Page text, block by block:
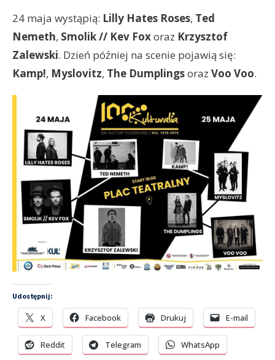
24 maja wystąpią: Lilly Hates Roses, Ted
Nemeth, Smolik // Kev Foxoraz Krzysztof
Zalewski. Dzień później na scenie pojawią się:
Kamp!, Myslovitz, The Dumplingsoraz Voo Voo.
Udostępnij:
X Facebook Drukuj E-mail
Reddit Telegram WhatsApp